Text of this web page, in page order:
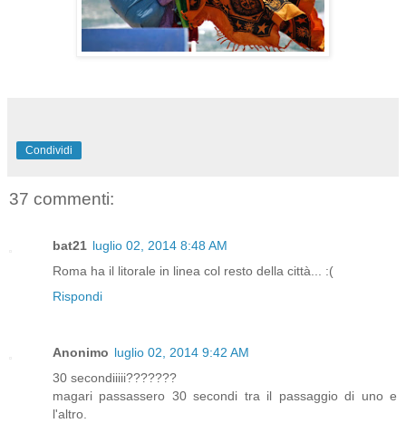
Condividi
37 commenti:
bat21 luglio 02, 2014 8:48 AM
Roma ha il litorale in linea col resto della città... :(
Rispondi
Anonimo luglio 02, 2014 9:42 AM
30 secondiiiii???????
magari passassero 30 secondi tra il passaggio di uno e
l'altro.